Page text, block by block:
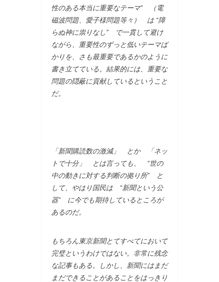
性のある本当に重要なテーマ” （電
磁波問題、愛子様問題等々） は “障
らぬ神に祟りなし” で一貫して避け
ながら、重要性のずっと低いテーマば
かりを、さも最重要であるかのように
書き立てている。結果的には、重要な
問題の隠蔽に貢献しているということ
だ。
「新聞購読数の激減」 とか 「ネッ
トで十分」 とは言っても、 “世の
中の動きに対する判断の拠り所” と
して、やはり国民は “新聞という公
器” に今でも期待しているところが
あるのだ。
もちろん東京新聞とてすべてにおいて
完璧というわけではない。非常に残念
な記事もある。しかし、新聞にはまだ
まだできることがあることをはっきり